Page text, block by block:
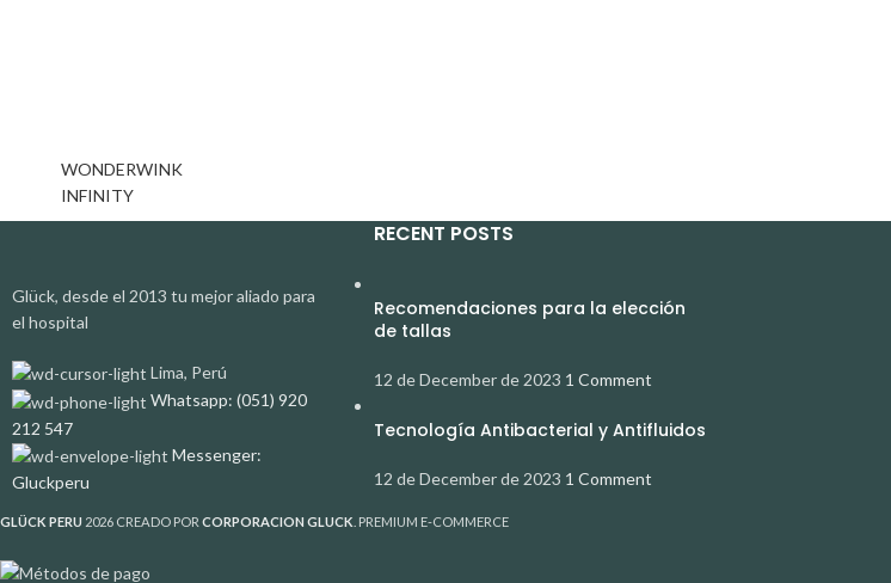
WONDERWINK
INFINITY
Glück, desde el 2013 tu mejor aliado para
el hospital
Lima, Perú
Whatsapp: (051) 920
212 547
Messenger:
Gluckperu
RECENT POSTS
Recomendaciones para la elección
de tallas
12 de December de 2023 1 Comment
Tecnología Antibacterial y Antifluidos
12 de December de 2023 1 Comment
GLÜCK PERU 2026 CREADO POR CORPORACION GLUCK . PREMIUM E-COMMERCE